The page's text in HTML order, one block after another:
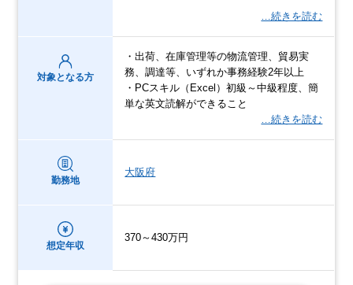
…続きを読む
対象となる方
・出荷、在庫管理等の物流管理、貿易実
務、調達等、いずれか事務経験2年以上
・PCスキル（Excel）初級～中級程度、簡
単な英文読解ができること
…続きを読む
勤務地
大阪府
想定年収
370～430万円